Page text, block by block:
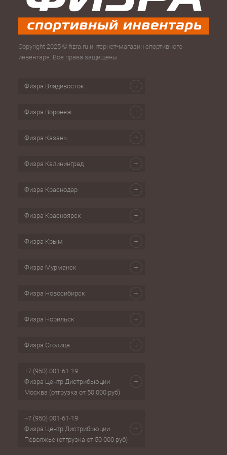
Copyright 2025 © fizra.ru интернет-магазин спортивного
инвентаря. Все права защищены.
Физра Владивосток
Физра Воронеж
Физра Казань
Физра Калининград
Физра Краснодар
Физра Красноярск
Физра Крым
Физра Мурманск
Физра Новосибирск
Физра Норильск
Физра Столица
+7 (950) 001-61-19
Физра Центр Дистрибьюции
Москва (отгрузка от 50 000 руб)
+7 (950) 001-61-19
Физра Центр Дистрибьюции
Поволжье (отгрузка от 50 000 руб)